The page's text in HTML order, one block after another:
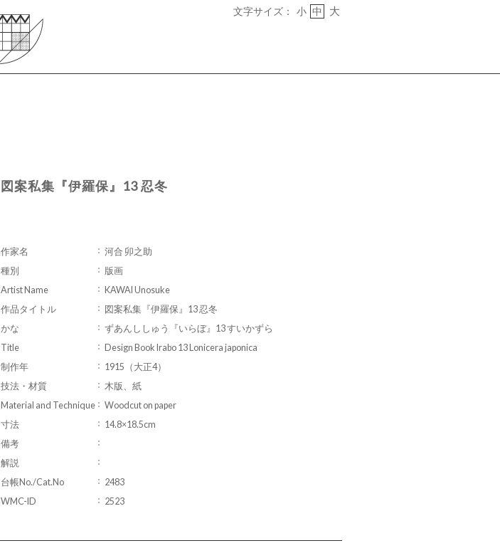
文字サイズ： 小 中 大
図案私集『伊羅保』13 忍冬
作家名
河合 卯之助
種別
版画
Artist Name
KAWAI Unosuke
作品タイトル
図案私集『伊羅保』13 忍冬
かな
ずあんししゅう『いらぼ』13 すいかずら
Title
Design Book Irabo 13 Lonicera japonica
制作年
1915（大正4）
技法・材質
木版、紙
Material and Technique
Woodcut on paper
寸法
14.8×18.5cm
備考
解説
台帳No./Cat.No
2483
WMC-ID
2523